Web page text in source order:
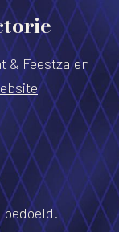
& Feestzalen
bedoeld.